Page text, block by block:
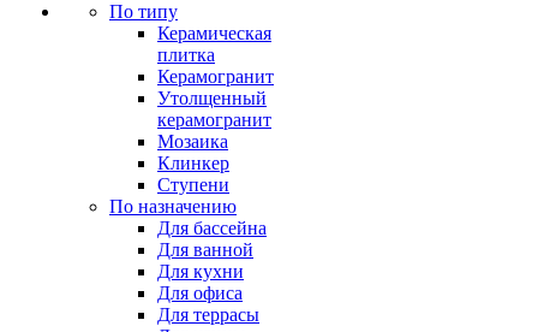
По типу
Керамическая
плитка
Керамогранит
Утолщенный
керамогранит
Мозаика
Клинкер
Ступени
По назначению
Для бассейна
Для ванной
Для кухни
Для офиса
Для террасы